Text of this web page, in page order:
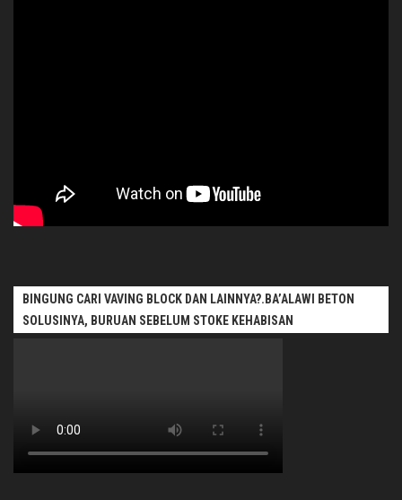
BINGUNG CARI VAVING BLOCK DAN LAINNYA?.BA’ALAWI BETON
SOLUSINYA, BURUAN SEBELUM STOKE KEHABISAN